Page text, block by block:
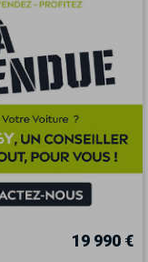
19 990 €